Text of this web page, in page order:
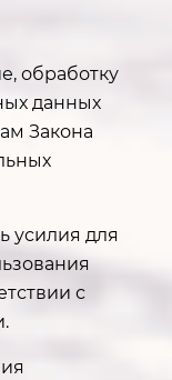
обработку
данных
Закона
усилия для
с